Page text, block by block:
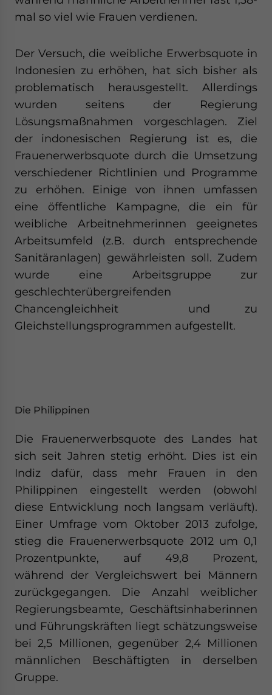
mal so viel wie Frauen verdienen.
Der Versuch, die weibliche Erwerbsquote in
Indonesien zu erhöhen, hat sich bisher als
problematisch herausgestellt. Allerdings
wurden seitens der Regierung
Lösungsmaßnahmen vorgeschlagen. Ziel
der indonesischen Regierung ist es, die
Frauenerwerbsquote durch die Umsetzung
verschiedener Richtlinien und Programme
zu erhöhen. Einige von ihnen umfassen
eine öffentliche Kampagne, die ein für
weibliche Arbeitnehmerinnen geeignetes
Arbeitsumfeld (z.B. durch entsprechende
Sanitäranlagen) gewährleisten soll. Zudem
wurde eine Arbeitsgruppe zur
geschlechterübergreifenden
Chancengleichheit und zu
Gleichstellungsprogrammen aufgestellt.
Die Philippinen
Die Frauenerwerbsquote des Landes hat
sich seit Jahren stetig erhöht. Dies ist ein
Indiz dafür, dass mehr Frauen in den
Philippinen eingestellt werden (obwohl
diese Entwicklung noch langsam verläuft).
Einer Umfrage vom Oktober 2013 zufolge,
stieg die Frauenerwerbsquote 2012 um 0,1
Prozentpunkte, auf 49,8 Prozent,
während der Vergleichswert bei Männern
zurückgegangen. Die Anzahl weiblicher
Regierungsbeamte, Geschäftsinhaberinnen
und Führungskräften liegt schätzungsweise
bei 2,5 Millionen, gegenüber 2,4 Millionen
männlichen Beschäftigten in derselben
Gruppe.